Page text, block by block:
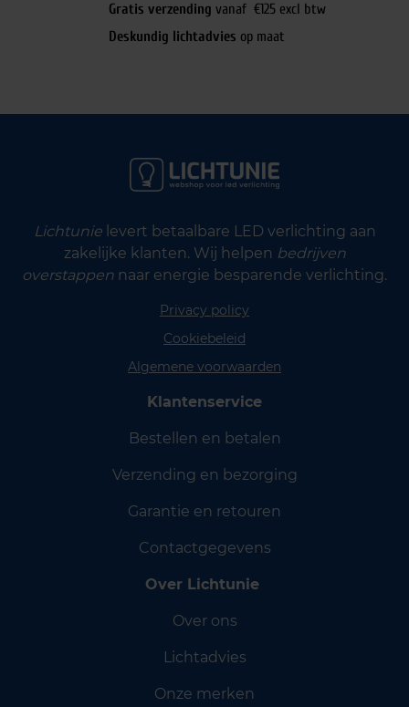
Gratis verzending vanaf €125 excl btw
Deskundig lichtadvies op maat
Lichtunielevert betaalbare LED verlichting aan
zakelijke klanten. Wij helpen bedrijven
overstappen naar energie besparende verlichting.
Privacy policy
Cookiebeleid
Algemene voorwaarden
Klantenservice
Bestellen en betalen
Verzending en bezorging
Garantie en retouren
Contactgegevens
Over Lichtunie
Over ons
Lichtadvies
Onze merken